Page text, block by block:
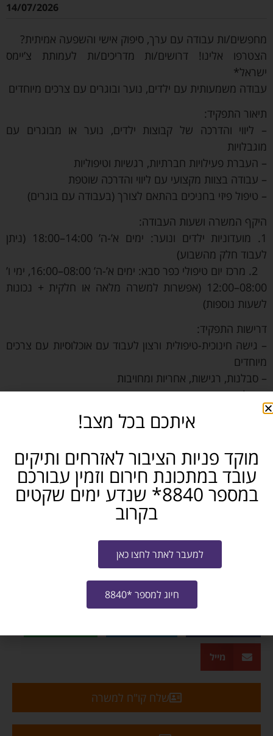
14/07/2026
מחפשים/ות עבודה עם ערך, סיפוק אישי והשפעה אמיתית?
הצטרפו אלינו! דרושים/ות מדריכים/ות לעמותת צ’יימס
ישראל*
עבודה משמעותית עם ילדים, נוער ובוגרים עם צרכים מיוחדים
תיאור התפקיד:
– ליווי והדרכה של קבוצות ילדים, נוער או מבוגרים עם
מוגבלויות
– העברת פעילויות חברתיות, רגשיות וטיפוליות
– עבודה בצוות מקצועי עם ליווי והדרכה שוטפת
– טיפול פיזי בחניכים בהתאם לצורך (בעבודה עם בוגרים)
היקף המשרה ושעות העבודה:
1. מועדוניות ילדים ונוער: ימים א’-ה’ 14:00–18:00 (ניתן
לעבוד חלק מהשבוע)
2. מרכז יום טיפולי כפר סבא: ימים א’-ה’ 08:00–16:00, ימי ו’
08:00–12:00 (אפשרות למשרה מלאה או חלקית + נכונות
לשעות נוספות)
דרישות התפקיד:
– גישה חינוכית-טיפולית ורצון לעבוד עם אוכלוסיות עם צרכים
מיוחדים
– סבלנות, רגישות, אחריות ומחויבות
– יכולת עבודה בצוות
– ניסיון בעבודה קבוצתית עם ילדים/בוגרים עם מוגבלויות –
– נכונות לשעות נוספות לפי צורך
מיקומים: תל אביב | חולון | רעננה | ראש העין | כפר סבא
9903
הוראה והדרכה
משרה חלקית 50%
תל אביב והסביבה
חושבים שאתם מכירים מישהו שמתאים? שתפו...
מייל
שלח קו"ח למשרה
איתכם בכל מצב!
מוקד פניות הציבור לאזרחים ותיקים
עובד במתכונת חירום וזמין עבורכם
במספר 8840* שנדע ימים שקטים
בקרוב
למעבר לאתר לחצו כאן
חיוג למספר *8840